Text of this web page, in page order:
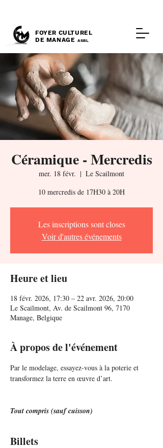
FOYER CULTUREL
DE MANAGE ASBL
Céramique - Mercredis
mer. 18 févr.
  |
Le Scailmont
10 mercredis de 17H30 à 20H
Les inscriptions sont closes
Voir d'autres événements
Heure et lieu
18 févr. 2026, 17:30 – 22 avr. 2026, 20:00
Le Scailmont, Av. de Scailmont 96, 7170
Manage, Belgique
À propos de l'événement
Par le modelage, essayez-vous à la poterie et
transformez la terre en œuvre d’art.
Tout compris (sauf cuisson)
Billets